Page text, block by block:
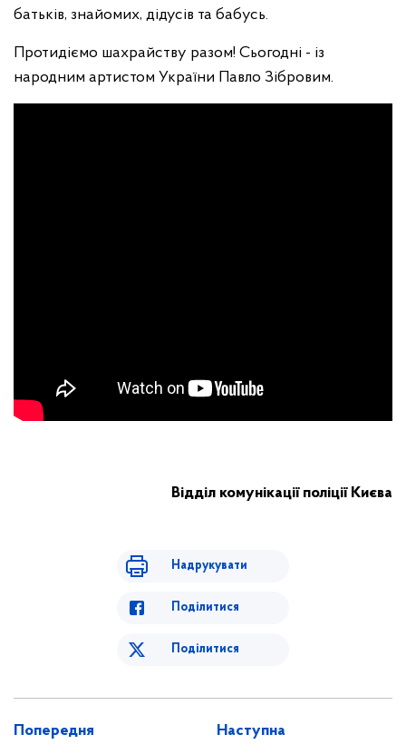
батьків, знайомих, дідусів та бабусь.
Протидіємо шахрайству разом! Сьогодні - із
народним артистом України Павло Зібровим.
Відділ комунікації поліції Києва
Надрукувати
Поділитися
Поділитися
Попередня Наступна